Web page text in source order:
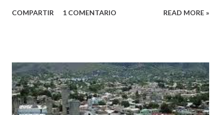
.
COMPARTIR 1 COMENTARIO READ MORE »